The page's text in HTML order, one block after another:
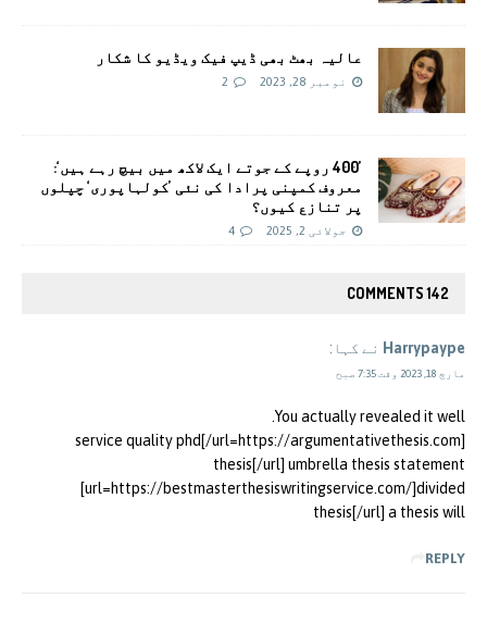
عالیہ بھٹ بھی ڈیپ فیک ویڈیو کا شکار
نومبر 28, 2023 2
’400 روپے کے جوتے ایک لاکھ میں بیچ رہے ہیں‘:
معروف کمپنی پرادا کی نئی ’کولہاپوری‘ چپلوں
پر تنازع کیوں؟
جولائی 2, 2025 4
142 COMMENTS
Harrypaype نے کہا:
مارچ 18, 2023 وقت 7:35 صبح
You actually revealed it well.
[url=https://argumentativethesis.com/]service quality phd
thesis[/url] umbrella thesis statement
[url=https://bestmasterthesiswritingservice.com/]divided
thesis[/url] a thesis will
REPLY